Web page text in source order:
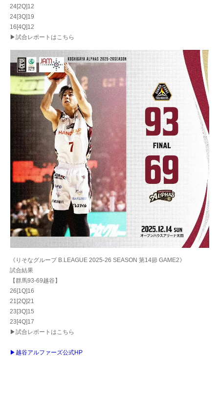
24[2Q]12
24[3Q]19
16[4Q]12
▶試合レポートはこちら
《りそなグループ B.LEAGUE 2025-26 SEASON 第14節 GAME2》
試合結果
【群馬93-69越谷】
26[1Q]16
21[2Q]21
23[3Q]15
23[4Q]17
▶試合レポートはこちら
▶越谷アルファーズ公式HP